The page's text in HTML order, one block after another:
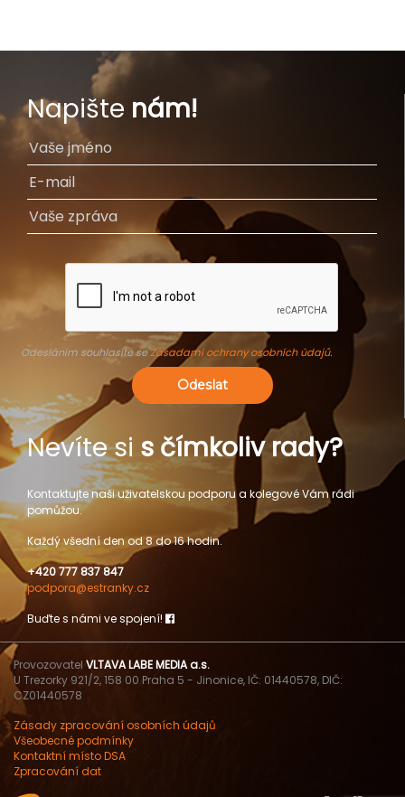
Napište nám!
Odesláním souhlasíte seZásadami ochrany osobních údajů.
Odeslat
Nevíte si s čímkoliv rady?
Kontaktujte naši uživatelskou podporu a kolegové Vám rádi
pomůžou.
Každý všední den od 8 do 16 hodin.
+420 777 837 847
podpora@estranky.cz
Buďte s námi ve spojení!
Provozovatel VLTAVA LABE MEDIA a.s.
U Trezorky 921/2, 158 00 Praha 5 - Jinonice, IČ: 01440578, DIČ:
CZ01440578
Zásady zpracování osobních údajů
Všeobecné podmínky
Kontaktní místo DSA
Zpracování dat